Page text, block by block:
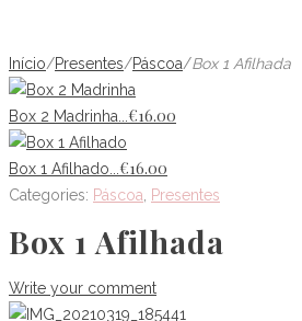
Início/Presentes/Páscoa/Box 1 Afilhada
Box 2 Madrinha... €16.00
Box 1 Afilhado... €16.00
Categories: Páscoa Presentes
Box 1 Afilhada
Write your comment